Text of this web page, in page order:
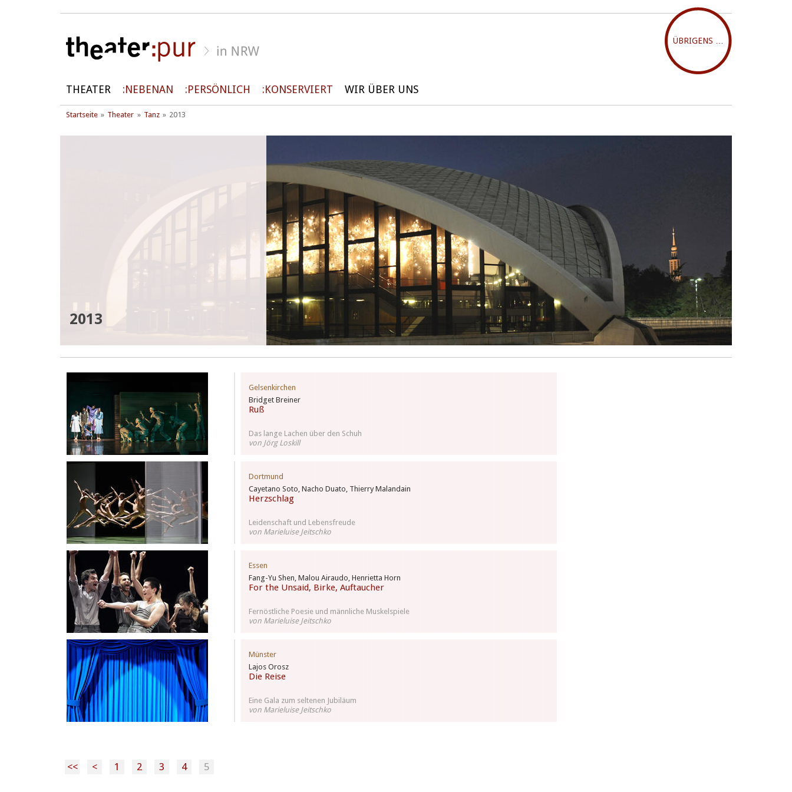
ÜBRIGENS …
THEATER NEBENAN PERSÖNLICH KONSERVIERT WIR ÜBER UNS
Startseite Theater Tanz 2013
2013
Bridget Breiner
Ruß
Gelsenkirchen
Das lange Lachen über den Schuh
von Jörg Loskill
Cayetano Soto, Nacho Duato, Thierry Malandain
Herzschlag
Dortmund
Leidenschaft und Lebensfreude
von Marieluise Jeitschko
Fang-Yu Shen, Malou Airaudo, Henrietta Horn
For the Unsaid, Birke, Auftaucher
Essen
Fernöstliche Poesie und männliche Muskelspiele
von Marieluise Jeitschko
Lajos Orosz
Die Reise
Münster
Eine Gala zum seltenen Jubiläum
von Marieluise Jeitschko
<< < 1 2 3 4 5